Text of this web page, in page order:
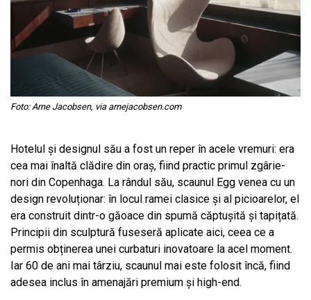
Foto: Arne Jacobsen, via arnejacobsen.com
Hotelul și designul său a fost un reper în acele vremuri: era
cea mai înaltă clădire din oraș, fiind practic primul zgârie-
nori din Copenhaga. La rândul său, scaunul Egg venea cu un
design revoluționar: în locul ramei clasice și al picioarelor, el
era construit dintr-o găoace din spumă căptușită și tapițată.
Principii din sculptură fuseseră aplicate aici, ceea ce a
permis obținerea unei curbaturi inovatoare la acel moment.
Iar 60 de ani mai târziu, scaunul mai este folosit încă, fiind
adesea inclus în amenajări premium și high-end.